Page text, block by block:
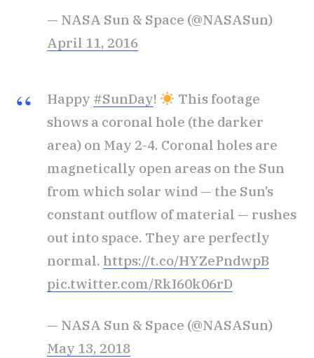
— NASA Sun & Space (@NASASun)
April 11, 2016
Happy #SunDay!
This footage
shows a coronal hole (the darker
area) on May 2-4. Coronal holes are
magnetically open areas on the Sun
from which solar wind — the Sun’s
constant outflow of material — rushes
out into space. They are perfectly
normal. https://t.co/HYZePndwpB
pic.twitter.com/RkI60k06rD
— NASA Sun & Space (@NASASun)
May 13, 2018